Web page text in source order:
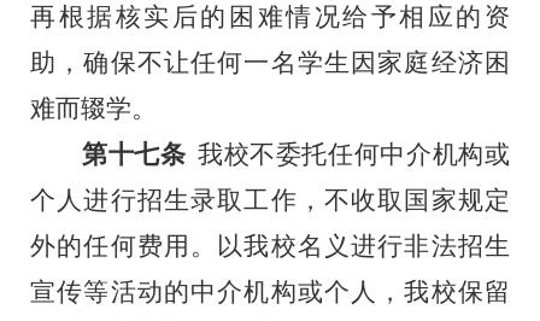
再根据核实后的困难情况给予相应的资
助，确保不让任何一名学生因家庭经济困
难而辍学。
第十七条 我校不委托任何中介机构或
个人进行招生录取工作，不收取国家规定
外的任何费用。以我校名义进行非法招生
宣传等活动的中介机构或个人，我校保留